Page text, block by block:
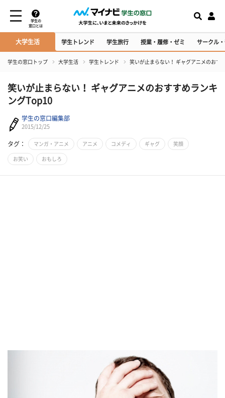
学生の
窓口とは
大学生活 学生トレンド 学生旅行 授業・履修・ゼミ サークル
学生の窓口トップ 大学生活 学生トレンド 笑いが止まらない！ ギャグアニメのおす
笑いが止まらない！ ギャグアニメのおすすめランキ
ングTop10
学生の窓口編集部
2015/12/25
タグ： マンガ・アニメ アニメ コメディ ギャグ 笑顔
お笑い おもしろ